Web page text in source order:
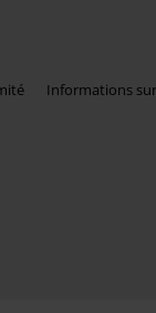
Informations